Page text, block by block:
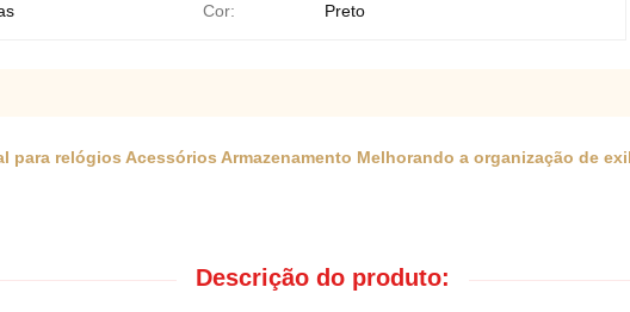
Cor: Preto
relógios Acessórios Armazenamento Melhorando a organização de
Descrição do produto: